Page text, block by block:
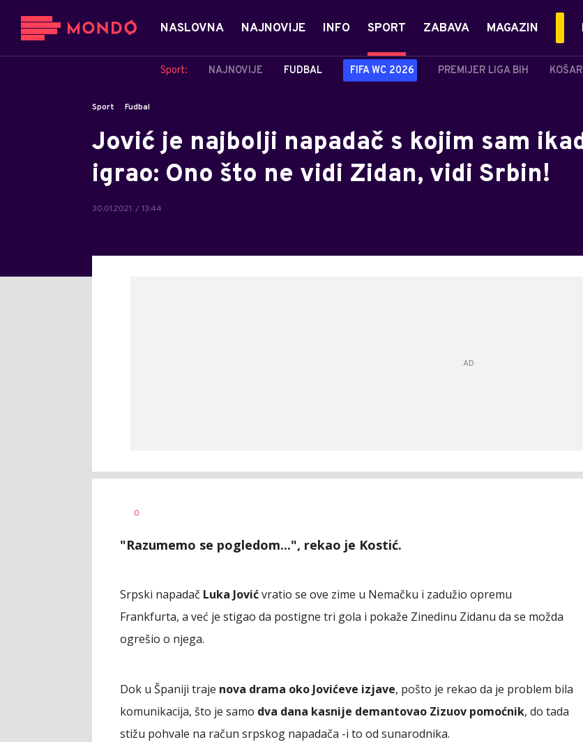
NASLOVNA NAJNOVIJE INFO SPORT
Sport: NAJNOVIJE FUDBAL FIFA WC 2026 PREMIJER LIGA BIH
ZABAVA MAGAZIN
Sport Fudbal
Jović je najbolji napadač s kojim sam
igrao: Ono što ne vidi Zidan, vidi Srbin!
30.01.2021. / 13:44
AUTOR
0
"Razumemo se pogledom...", rekao je Kostić.
Srpski napadač Luka Jovićvratio se ove zime u Nemačku i zadužio opremu
Frankfurta, a već je stigao da postigne tri gola i pokaže Zinedinu Zidanu da se možda
ogrešio o njega.
Dok u Španiji traje nova drama oko Jovićeve izjave, pošto je rekao da je problem bila
komunikacija, što je samo dva dana kasnije demantovao Zizuov pomoćnik, do tada
stižu pohvale na račun srpskog napadača -i to od sunarodnika.